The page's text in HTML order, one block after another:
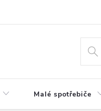
Malé spotřebiče